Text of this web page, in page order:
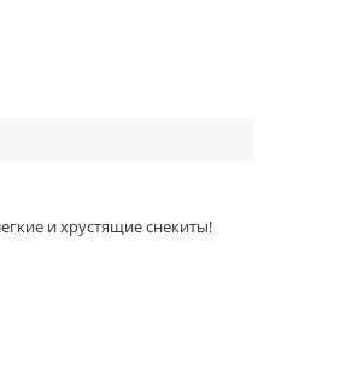
и хрустящие снекиты!